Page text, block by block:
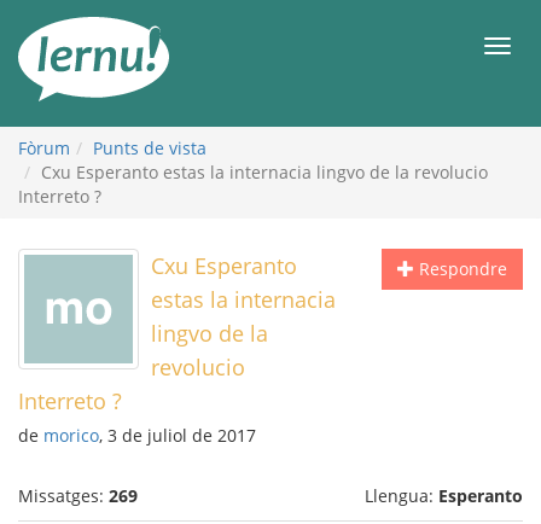
contingut
Fòrum
Punts de vista
Cxu Esperanto estas la internacia lingvo de la revolucio
Interreto ?
Respondre
Cxu Esperanto
estas la internacia
lingvo de la
revolucio
Interreto ?
de morico, 3 de juliol de 2017
Missatges: 269 Llengua: Esperanto